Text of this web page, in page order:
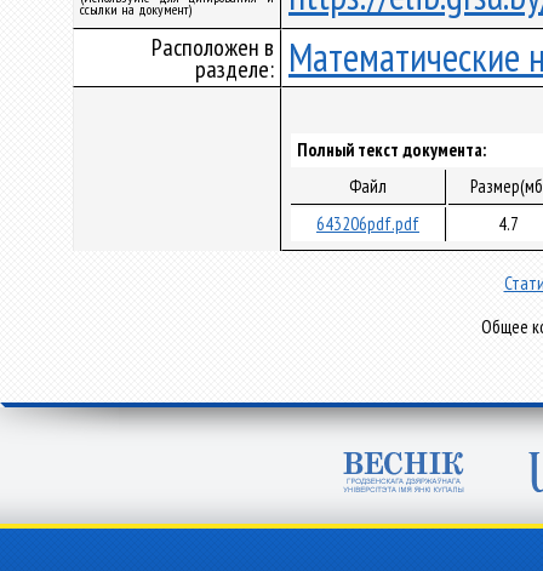
ссылки на документ)
Расположен в
разделе: Математические
Полный текст документа:
Файл
643206pdf.pdf
4.7
Общее